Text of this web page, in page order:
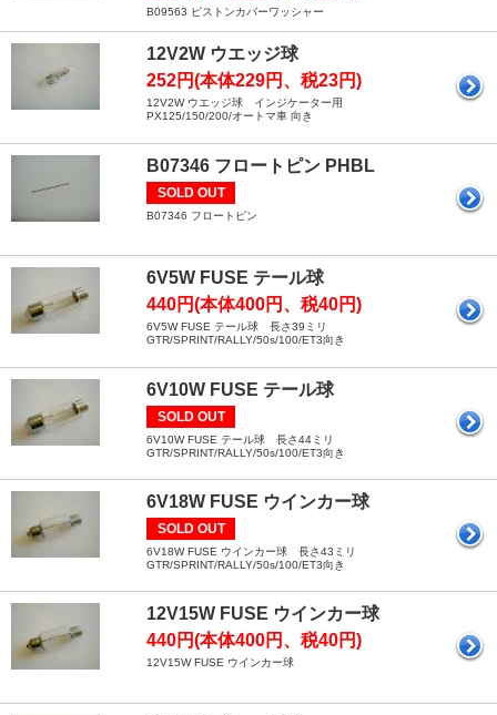
B09563 ピストンカバーワッシャー
12V2W ウエッジ球
252円(本体229円、税23円)
12V2W ウエッジ球 インジケーター用
PX125/150/200/オートマ車 向き
B07346 フロートピン PHBL
SOLD OUT
B07346 フロートピン
6V5W FUSE テール球
440円(本体400円、税40円)
6V5W FUSE テール球 長さ39ミリ
GTR/SPRINT/RALLY/50s/100/ET3向き
6V10W FUSE テール球
SOLD OUT
6V10W FUSE テール球 長さ44ミリ
GTR/SPRINT/RALLY/50s/100/ET3向き
6V18W FUSE ウインカー球
SOLD OUT
6V18W FUSE ウインカー球 長さ43ミリ
GTR/SPRINT/RALLY/50s/100/ET3向き
12V15W FUSE ウインカー球
440円(本体400円、税40円)
12V15W FUSE ウインカー球